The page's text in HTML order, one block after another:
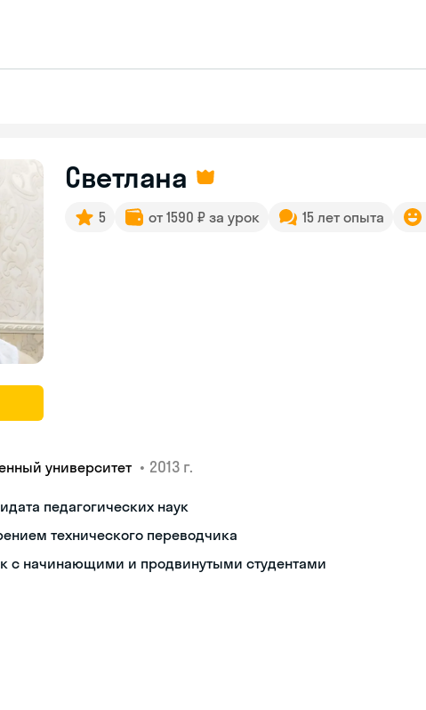
Светлана
5 от 1590 ₽ за урок 15 лет опыта
университет • 2013 г.
педагогических наук
технического переводчика
с начинающими и продвинутыми студентами